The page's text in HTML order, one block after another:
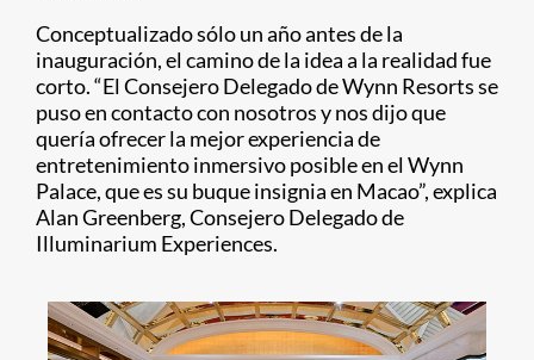
Conceptualizado sólo un año antes de la
inauguración, el camino de la idea a la realidad fue
corto. “El Consejero Delegado de Wynn Resorts se
puso en contacto con nosotros y nos dijo que
quería ofrecer la mejor experiencia de
entretenimiento inmersivo posible en el Wynn
Palace, que es su buque insignia en Macao”, explica
Alan Greenberg, Consejero Delegado de
Illuminarium Experiences.